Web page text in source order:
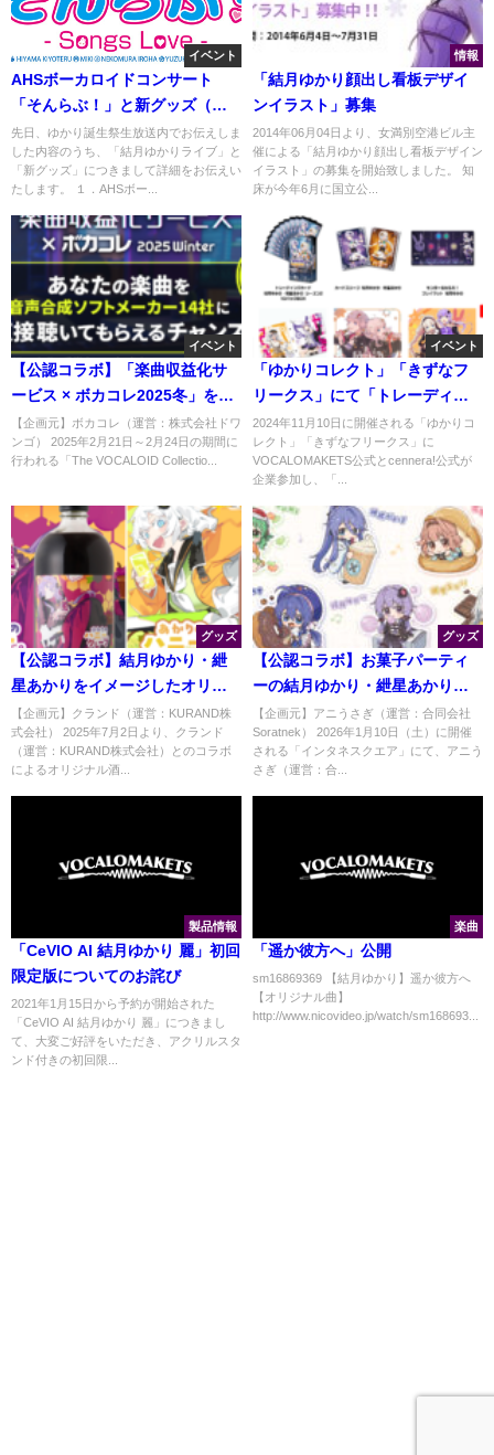
イベント
AHSボーカロイドコンサート
「そんらぶ！」と新グッズ（リ
ング）のお知らせ
先日、ゆかり誕生祭生放送内でお伝えしま
した内容のうち、「結月ゆかりライブ」と
「新グッズ」につきまして詳細をお伝えい
たします。 １．AHSボー...
情報
「結月ゆかり顔出し看板デザイ
ンイラスト」募集
2014年06月04日より、女満別空港ビル主
催による「結月ゆかり顔出し看板デザイン
イラスト」の募集を開始致しました。 知
床が今年6月に国立公...
イベント
【公認コラボ】「楽曲収益化サ
ービス × ボカコレ2025冬」を開
催
【企画元】ボカコレ（運営：株式会社ドワ
ンゴ） 2025年2月21日～2月24日の期間に
行われる「The VOCALOID Collectio...
イベント
「ゆかりコレクト」「きずなフ
リークス」にて「トレーディン
グカード 結月ゆかり・紲星あか
り シーズン2」など販売
2024年11月10日に開催される「ゆかりコ
レクト」「きずなフリークス」に
VOCALOMAKETS公式とcennera!公式が
企業参加し、「...
グッズ
【公認コラボ】結月ゆかり・紲
星あかりをイメージしたオリジ
ナル酒の受注販売開始
【企画元】クランド（運営：KURAND株
式会社） 2025年7月2日より、クランド
（運営：KURAND株式会社）とのコラボ
によるオリジナル酒...
グッズ
【公認コラボ】お菓子パーティ
ーの結月ゆかり・紲星あかりグ
ッズの販売決定【続報】
【企画元】アニうさぎ（運営：合同会社
Soratnek） 2026年1月10日（土）に開催
される「インタネスクエア」にて、アニう
さぎ（運営：合...
製品情報
「CeVIO AI 結月ゆかり 麗」初回
限定版についてのお詫び
2021年1月15日から予約が開始された
「CeVIO AI 結月ゆかり 麗」につきまし
て、大変ご好評をいただき、アクリルスタ
ンド付きの初回限...
楽曲
「遥か彼方へ」公開
sm16869369 【結月ゆかり】遥か彼方へ
【オリジナル曲】
http://www.nicovideo.jp/watch/sm168693...